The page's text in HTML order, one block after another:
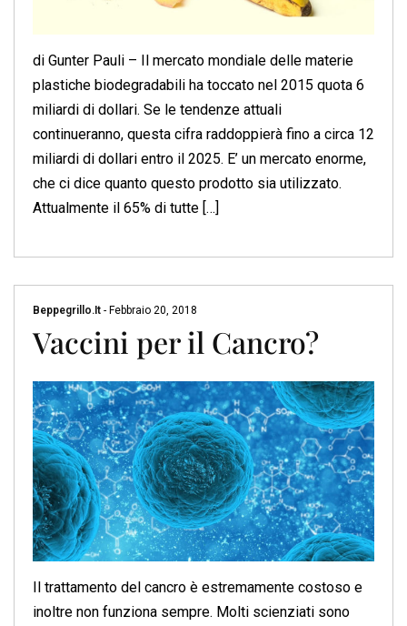
di Gunter Pauli – Il mercato mondiale delle materie
plastiche biodegradabili ha toccato nel 2015 quota 6
miliardi di dollari. Se le tendenze attuali
continueranno, questa cifra raddoppierà fino a circa 12
miliardi di dollari entro il 2025. E’ un mercato enorme,
che ci dice quanto questo prodotto sia utilizzato.
Attualmente il 65% di tutte […]
Beppegrillo.it - Febbraio 20, 2018
Vaccini per il Cancro?
Il trattamento del cancro è estremamente costoso e
inoltre non funziona sempre. Molti scienziati sono